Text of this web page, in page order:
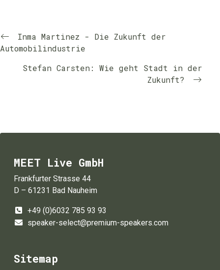
Inma Martinez - Die Zukunft der
Automobilindustrie
Stefan Carsten: Wie geht Stadt in der
Zukunft?
MEET Live GmbH
Frankfurter Strasse 44
D – 61231 Bad Nauheim
+49 (0)6032 785 93 93
speaker-select@premium-speakers.com
Sitemap